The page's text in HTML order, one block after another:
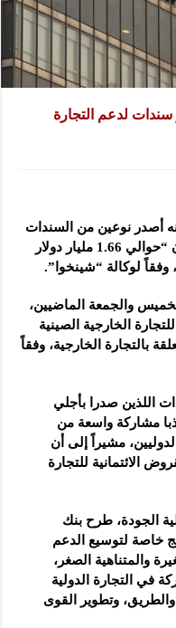
سندات لدعم التجارة
أصدر نوعين من السندات
المالية المواضيعية بقيمة 12 مليار يوان “حوالي 1.66 مليار دولار
لوكالة “شينخوا”.
والجمعة الماضيين،
الخارجية الصينية
بالتجارة الخارجية، وفقاً
اللذين صدرا بأجلي
مشاركة واسعة من
مشيراً إلى أن
الائتمانية للتجارة
الجودة، طرح بنك
خاصة لتوسيع الدعم
والمتناهية الصغر،
في التجارة الدولية
والطريق، وتطوير القوى